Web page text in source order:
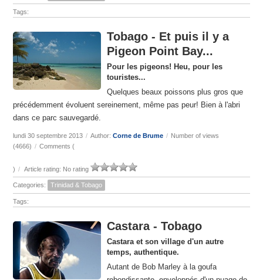
Tags:
Tobago - Et puis il y a
Pigeon Point Bay...
Pour les pigeons! Heu, pour les
touristes...
Quelques beaux poissons plus gros que
précédemment évoluent sereinement, même pas peur! Bien à l'abri
dans ce parc sauvegardé.
lundi 30 septembre 2013 / Author:Corne de Brume / Number of views
(4666) / Comments (
) / Article rating: No rating
Categories: Trinidad & Tobago
Tags:
Castara - Tobago
Castara et son village d'un autre
temps, authentique.
Autant de Bob Marley à la goufa